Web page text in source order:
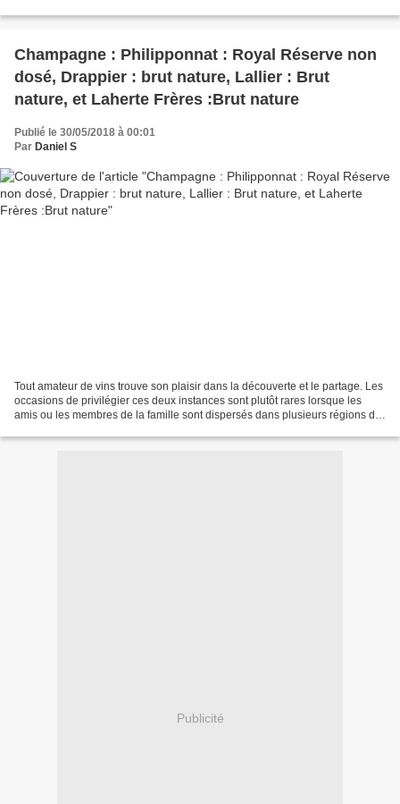
Champagne : Philipponnat : Royal Réserve non
dosé, Drappier : brut nature, Lallier : Brut
nature, et Laherte Frères :Brut nature
Publié le 30/05/2018 à 00:01
Par Daniel S
Tout amateur de vins trouve son plaisir dans la découverte et le partage. Les
occasions de privilégier ces deux instances sont plutôt rares lorsque les
amis ou les membres de la famille sont dispersés dans plusieurs régions de
Publicité